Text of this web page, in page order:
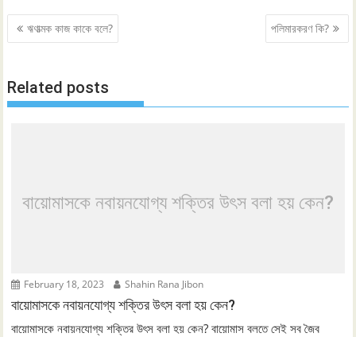
Post
navigation
ঋণাত্মক কাজ কাকে বলে? পলিমারকরণ কি?
Related posts
বায়োমাসকে নবায়নযোগ্য শক্তির উৎস বলা হয় কেন?
February 18, 2023 Shahin Rana Jibon
বায়োমাসকে নবায়নযোগ্য শক্তির উৎস বলা হয় কেন?
বায়োমাসকে নবায়নযোগ্য শক্তির উৎস বলা হয় কেন? বায়োমাস বলতে সেই সব জৈব